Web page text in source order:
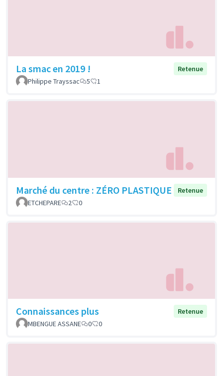
La smac en 2019 !
Retenue
Philippe Trayssac
5 1
Marché du centre : ZÉRO PLASTIQUE
Retenue
ETCHEPARE
2 0
Connaissances plus
Retenue
MBENGUE ASSANE
0 0